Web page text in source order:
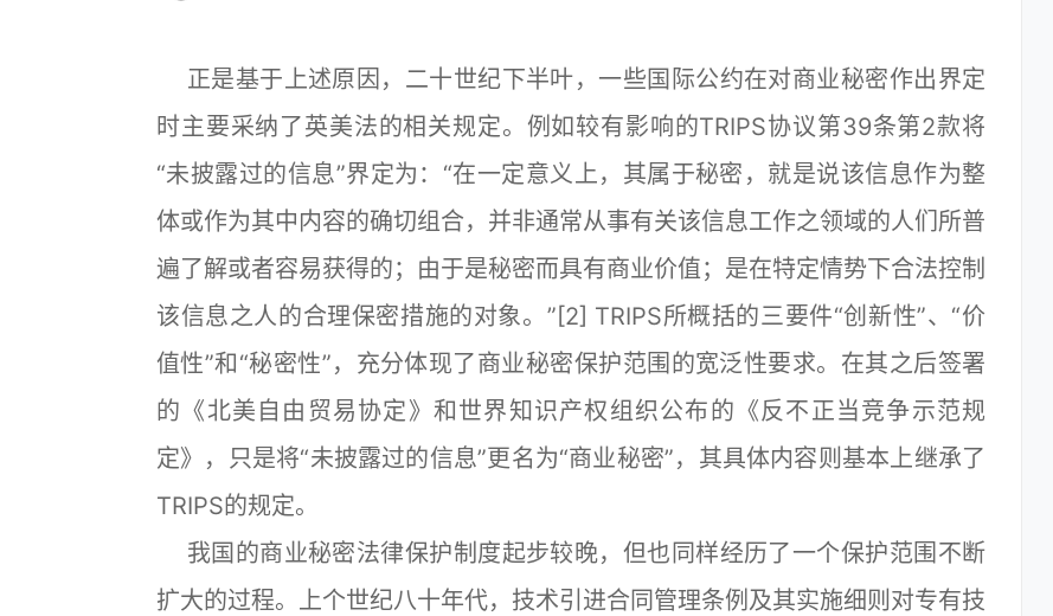
正是基于上述原因，二十世纪下半叶，一些国际公约在对商业秘密作出界定
时主要采纳了英美法的相关规定。例如较有影响的TRIPS协议第39条第2款将
“未披露过的信息”界定为：“在一定意义上，其属于秘密，就是说该信息作为整
体或作为其中内容的确切组合，并非通常从事有关该信息工作之领域的人们所普
遍了解或者容易获得的；由于是秘密而具有商业价值；是在特定情势下合法控制
该信息之人的合理保密措施的对象。”[2] TRIPS所概括的三要件“创新性”、“价
值性”和“秘密性”，充分体现了商业秘密保护范围的宽泛性要求。在其之后签署
的《北美自由贸易协定》和世界知识产权组织公布的《反不正当竞争示范规
定》，只是将“未披露过的信息”更名为“商业秘密”，其具体内容则基本上继承了
TRIPS的规定。
我国的商业秘密法律保护制度起步较晚，但也同样经历了一个保护范围不断
扩大的过程。上个世纪八十年代，技术引进合同管理条例及其实施细则对专有技